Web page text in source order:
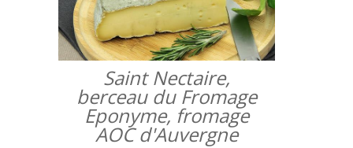
Saint Nectaire,
berceau du Fromage
Eponyme, fromage
AOC d'Auvergne